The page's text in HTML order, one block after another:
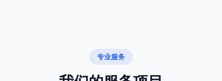
专业服务